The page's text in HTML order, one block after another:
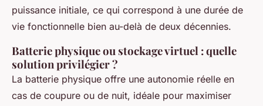
puissance initiale, ce qui correspond à une durée de
vie fonctionnelle bien au-delà de deux décennies.
Batterie physique ou stockage virtuel : quelle
solution privilégier ?
La batterie physique offre une autonomie réelle en
cas de coupure ou de nuit, idéale pour maximiser